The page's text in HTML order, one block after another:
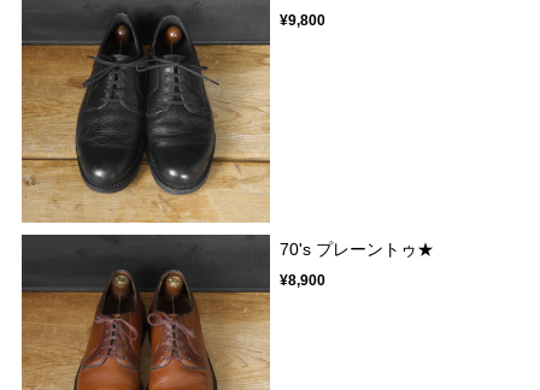
¥9,800
70's プレーントゥ★
¥8,900